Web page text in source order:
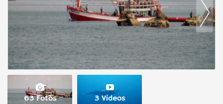
63 Fotos 3 Videos